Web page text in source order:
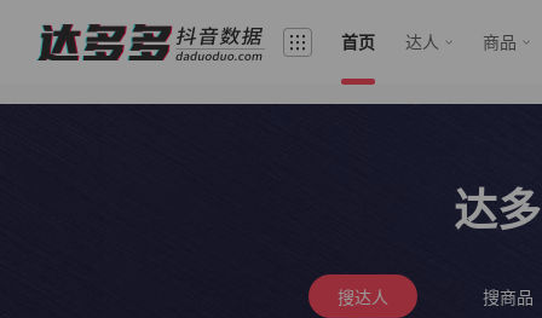
首页 达人 商品
达
搜达人 搜商品